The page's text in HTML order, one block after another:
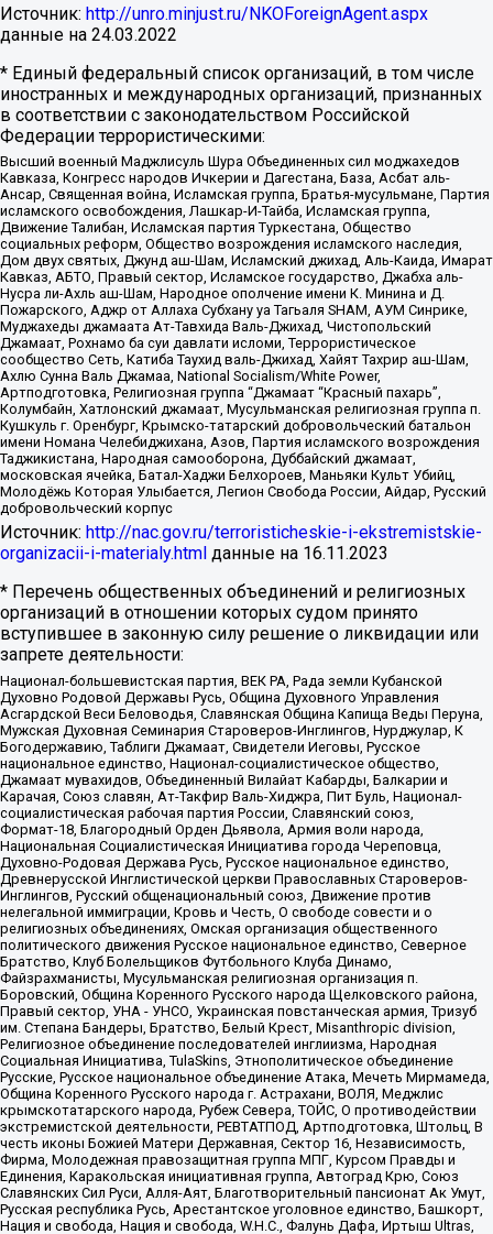
Источник: http://unro.minjust.ru/NKOForeignAgent.aspx
данные на 24.03.2022
* Единый федеральный список организаций, в том числе
иностранных и международных организаций, признанных
в соответствии с законодательством Российской
Федерации террористическими:
Высший военный Маджлисуль Шура Объединенных сил моджахедов
Кавказа, Конгресс народов Ичкерии и Дагестана, База, Асбат аль-
Ансар, Священная война, Исламская группа, Братья-мусульмане, Партия
исламского освобождения, Лашкар-И-Тайба, Исламская группа,
Движение Талибан, Исламская партия Туркестана, Общество
социальных реформ, Общество возрождения исламского наследия,
Дом двух святых, Джунд аш-Шам, Исламский джихад, Аль-Каида, Имарат
Кавказ, АБТО, Правый сектор, Исламское государство, Джабха аль-
Нусра ли-Ахль аш-Шам, Народное ополчение имени К. Минина и Д.
Пожарского, Аджр от Аллаха Субхану уа Тагьаля SHAM, АУМ Синрике,
Муджахеды джамаата Ат-Тавхида Валь-Джихад, Чистопольский
Джамаат, Рохнамо ба суи давлати исломи, Террористическое
сообщество Сеть, Катиба Таухид валь-Джихад, Хайят Тахрир аш-Шам,
Ахлю Сунна Валь Джамаа, National Socialism/White Power,
Артподготовка, Религиозная группа “Джамаат “Красный пахарь”,
Колумбайн, Хатлонский джамаат, Мусульманская религиозная группа п.
Кушкуль г. Оренбург, Крымско-татарский добровольческий батальон
имени Номана Челебиджихана, Азов, Партия исламского возрождения
Таджикистана, Народная самооборона, Дуббайский джамаат,
московская ячейка, Батал-Хаджи Белхороев, Маньяки Культ Убийц,
Молодёжь Которая Улыбается, Легион Свобода России, Айдар, Русский
добровольческий корпус
Источник: http://nac.gov.ru/terroristicheskie-i-ekstremistskie-
organizacii-i-materialy.html данные на 16.11.2023
* Перечень общественных объединений и религиозных
организаций в отношении которых судом принято
вступившее в законную силу решение о ликвидации или
запрете деятельности:
Национал-большевистская партия, ВЕК РА, Рада земли Кубанской
Духовно Родовой Державы Русь, Община Духовного Управления
Асгардской Веси Беловодья, Славянская Община Капища Веды Перуна,
Мужская Духовная Семинария Староверов-Инглингов, Нурджулар, К
Богодержавию, Таблиги Джамаат, Свидетели Иеговы, Русское
национальное единство, Национал-социалистическое общество,
Джамаат мувахидов, Объединенный Вилайат Кабарды, Балкарии и
Карачая, Союз славян, Ат-Такфир Валь-Хиджра, Пит Буль, Национал-
социалистическая рабочая партия России, Славянский союз,
Формат-18, Благородный Орден Дьявола, Армия воли народа,
Национальная Социалистическая Инициатива города Череповца,
Духовно-Родовая Держава Русь, Русское национальное единство,
Древнерусской Инглистической церкви Православных Староверов-
Инглингов, Русский общенациональный союз, Движение против
нелегальной иммиграции, Кровь и Честь, О свободе совести и о
религиозных объединениях, Омская организация общественного
политического движения Русское национальное единство, Северное
Братство, Клуб Болельщиков Футбольного Клуба Динамо,
Файзрахманисты, Мусульманская религиозная организация п.
Боровский, Община Коренного Русского народа Щелковского района,
Правый сектор, УНА - УНСО, Украинская повстанческая армия, Тризуб
им. Степана Бандеры, Братство, Белый Крест, Misanthropic division,
Религиозное объединение последователей инглиизма, Народная
Социальная Инициатива, TulaSkins, Этнополитическое объединение
Русские, Русское национальное объединение Атака, Мечеть Мирмамеда,
Община Коренного Русского народа г. Астрахани, ВОЛЯ, Меджлис
крымскотатарского народа, Рубеж Севера, ТОЙС, О противодействии
экстремистской деятельности, РЕВТАТПОД, Артподготовка, Штольц, В
честь иконы Божией Матери Державная, Сектор 16, Независимость,
Фирма, Молодежная правозащитная группа МПГ, Курсом Правды и
Единения, Каракольская инициативная группа, Автоград Крю, Союз
Славянских Сил Руси, Алля-Аят, Благотворительный пансионат Ак Умут,
Русская республика Русь, Арестантское уголовное единство, Башкорт,
Нация и свобода, Нация и свобода, W.H.С., Фалунь Дафа, Иртыш Ultras,